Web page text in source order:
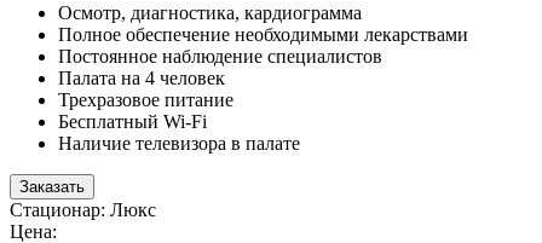
Осмотр, диагностика, кардиограмма
Полное обеспечение необходимыми лекарствами
Постоянное наблюдение специалистов
Палата на 4 человек
Трехразовое питание
Бесплатный Wi-Fi
Наличие телевизора в палате
Заказать
Стационар: Люкс
Цена: